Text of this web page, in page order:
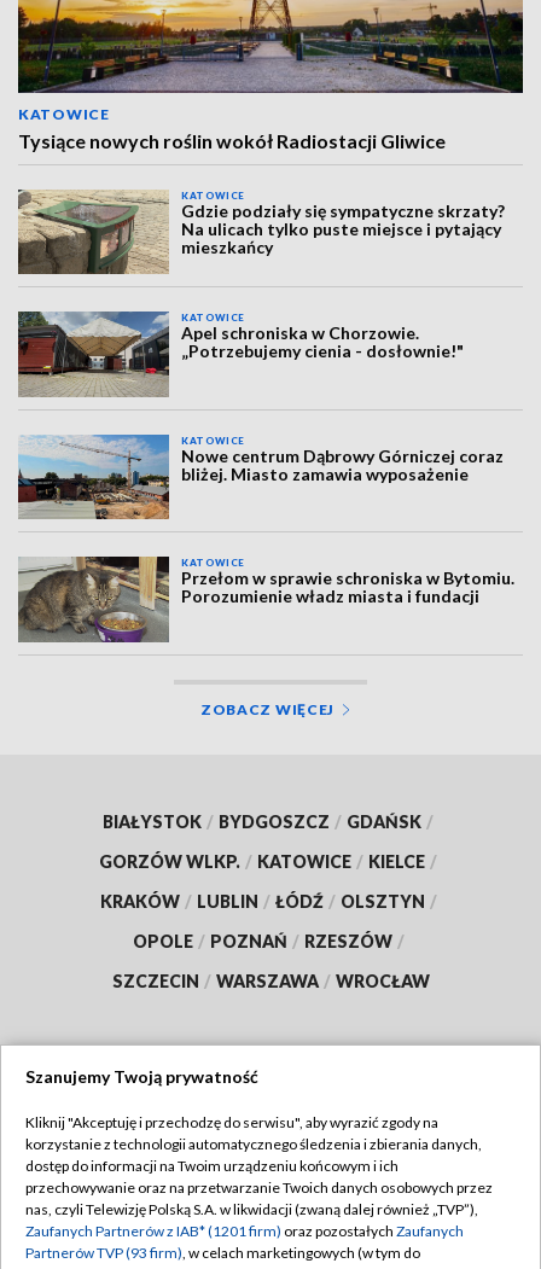
KATOWICE
Tysiące nowych roślin wokół Radiostacji Gliwice
KATOWICE
Gdzie podziały się sympatyczne skrzaty?
Na ulicach tylko puste miejsce i pytający
mieszkańcy
KATOWICE
Apel schroniska w Chorzowie.
„Potrzebujemy cienia - dosłownie!"
KATOWICE
Nowe centrum Dąbrowy Górniczej coraz
bliżej. Miasto zamawia wyposażenie
KATOWICE
Przełom w sprawie schroniska w Bytomiu.
Porozumienie władz miasta i fundacji
ZOBACZ WIĘCEJ
BIAŁYSTOK / BYDGOSZCZ / GDAŃSK /
GORZÓW WLKP. / KATOWICE / KIELCE /
KRAKÓW / LUBLIN / ŁÓDŹ / OLSZTYN /
OPOLE / POZNAŃ / RZESZÓW /
SZCZECIN / WARSZAWA / WROCŁAW
TVP
Abonament TVP
Emisja w TVP
Regulamin TVP
Polityka prywatności
Szanujemy Twoją prywatność
Kliknij "Akceptuję i przechodzę do serwisu", aby wyrazić zgody na
korzystanie z technologii automatycznego śledzenia i zbierania danych,
dostęp do informacji na Twoim urządzeniu końcowym i ich
przechowywanie oraz na przetwarzanie Twoich danych osobowych przez
nas, czyli Telewizję Polską S.A. w likwidacji (zwaną dalej również „TVP”),
Zaufanych Partnerów z IAB* (1201 firm) oraz pozostałych Zaufanych
Partnerów TVP (93 firm), w celach marketingowych (w tym do